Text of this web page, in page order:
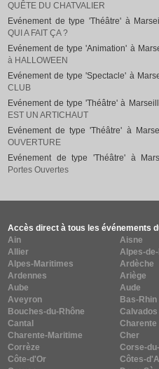
QUÊTE DU CHATVALIER
Evénement de type 'Théâtre' à
QUI A FAIT ÇA ?
Evénement de type 'Animation' à
à HALLOWEEN
Evénement de type 'Spectacle' à
CLUB
Evénement de type 'Théâtre' à
EST UN ARTICHAUT
Evénement de type 'Théâtre' à
OUVERTURE
Evénement de type 'Théâtre' à
Portes Ouvertes
Accès direct à tous les événements
Ain
Aisne
Allier
Alpes-
Alpes-Maritimes
Ardèche
Ardennes
Ariège
Aube
Aude
Aveyron
Bas-Rhin
Bouches-du-Rhône
Calvados
Cantal
Charente
Charente-Maritime
Cher
Corrèze
Corse-
Côte-d'Or
Côtes-